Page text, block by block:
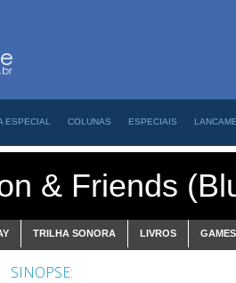
ESPECIAL COLUNAS ESPECIAIS
& Friends
TRILHA SONORA LIVROS GAMES
SINOPSE: